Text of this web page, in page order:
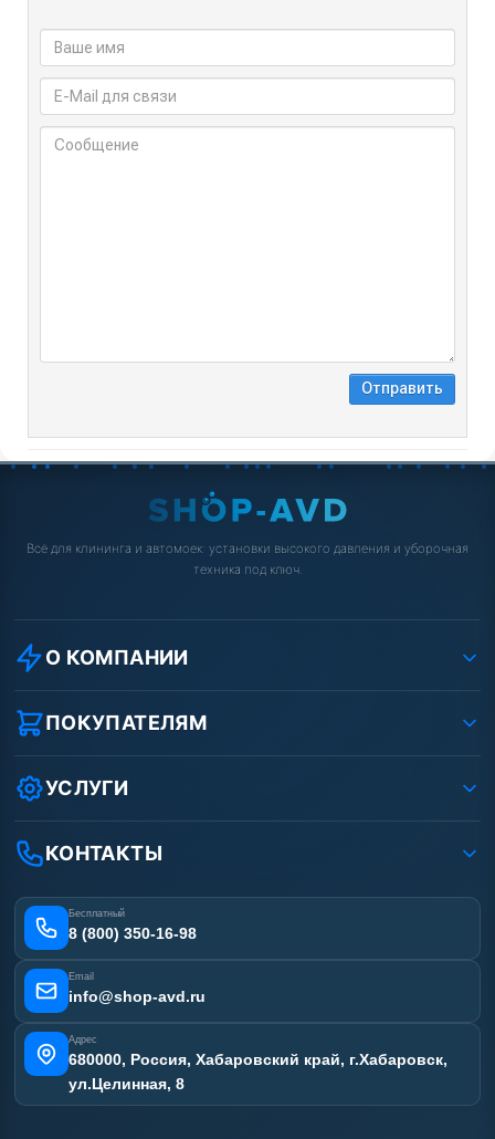
Всё для клининга и автомоек: установки высокого давления и уборочная
техника под ключ.
О КОМПАНИИ
О компании
Реквизиты ООО «Шоп АВД»
Защита данных клиента
Условия соглашения
Вакансии
Статьи
ПОКУПАТЕЛЯМ
Как заказать?
Оплата
Доставка
Лизинг
Получить скидку
УСЛУГИ
Ремонт АВД
Сертификаты
Наши работы
Отзывы наших клиентов
Карта сайта
КОНТАКТЫ
Бесплатный
8 (800) 350-16-98
Email
info@shop-avd.ru
Адрес
680000, Россия, Хабаровский край, г.Хабаровск,
ул.Целинная, 8